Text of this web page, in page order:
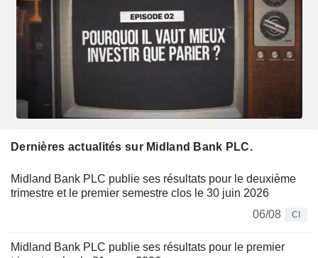
Dernières actualités sur Midland Bank PLC.
Midland Bank PLC publie ses résultats pour le deuxième
trimestre et le premier semestre clos le 30 juin 2026
06/08
CI
Midland Bank PLC publie ses résultats pour le premier